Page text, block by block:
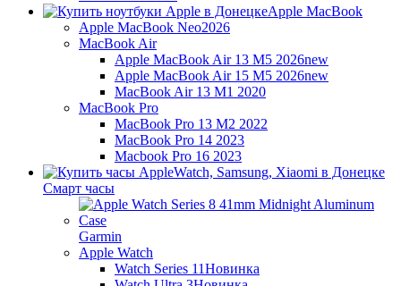
Apple MacBook
Apple MacBook Neo2026
MacBook Air
Apple MacBook Air 13 M5 2026new
Apple MacBook Air 15 M5 2026new
MacBook Air 13 M1 2020
MacBook Pro
MacBook Pro 13 M2 2022
MacBook Pro 14 2023
Macbook Pro 16 2023
Смарт часы
Garmin
Apple Watch
Watch Series 11Новинка